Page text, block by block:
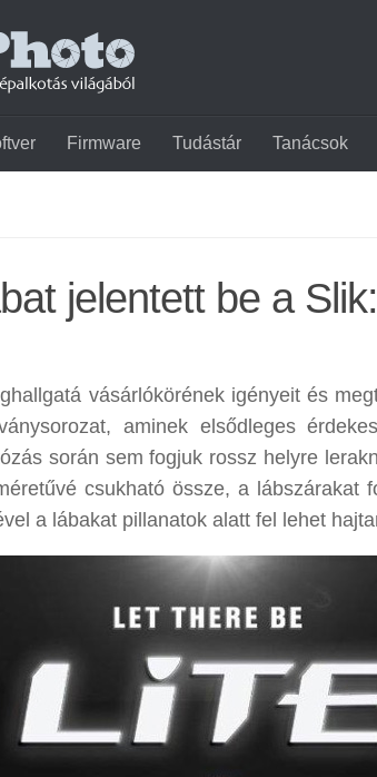
Firmware Tudástár Tanácsok
jelentett be a
vásárlókörének igényeit és
aminek elsődleges
során sem fogjuk rossz helyre
csukható össze, a lábszárakat
a lábakat pillanatok alatt fel lehet